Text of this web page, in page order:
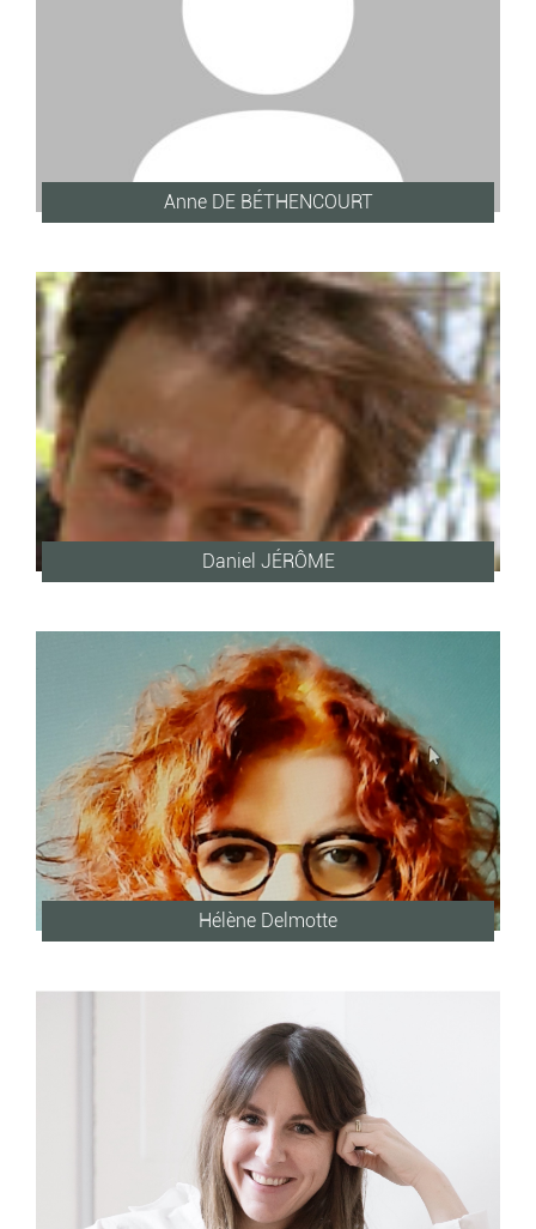
Anne DE BÉTHENCOURT
Daniel JÉRÔME
Hélène Delmotte